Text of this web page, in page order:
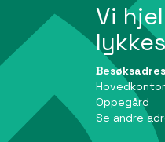
Vi
Oppegård
Se andre